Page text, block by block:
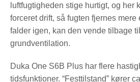
luftfugtigheden stige hurtigt, og her
forceret drift, så fugten fjernes
falder igen, kan den vende tilbage
grundventilation.
Duka One S6B Plus har flere
tidsfunktioner. “Festtilstand” kører